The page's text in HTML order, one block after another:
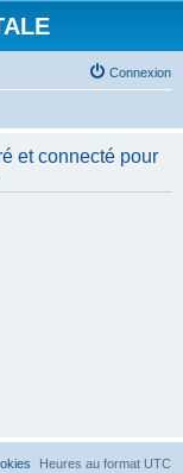
Connexion
et connecté pour
Heures au format UTC